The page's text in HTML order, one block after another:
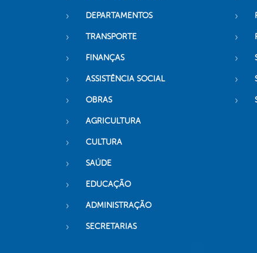
DEPARTAMENTOS
TRANSPORTE
FINANÇAS
ASSISTÊNCIA SOCIAL
OBRAS
AGRICULTURA
CULTURA
SAÚDE
EDUCAÇÃO
ADMINISTRAÇÃO
SECRETARIAS